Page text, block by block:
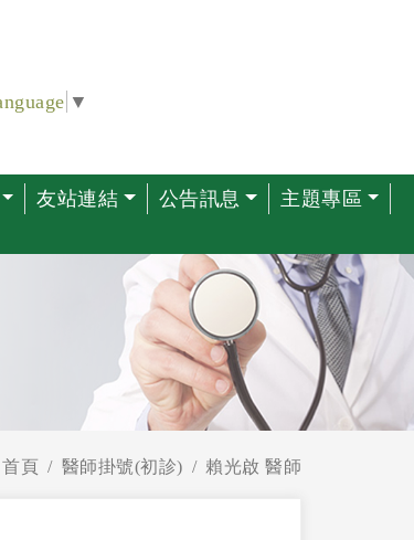
▼
友站連結 公告訊息
主題專區
首頁 醫師掛號(初診) 賴光啟 醫師